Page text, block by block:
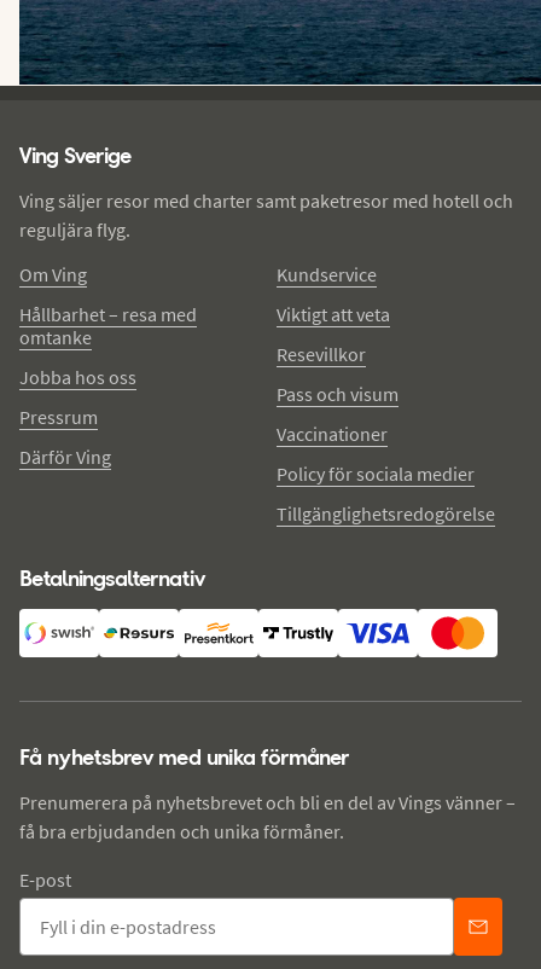
Ving Sverige
Ving säljer resor med charter samt paketresor med hotell och
reguljära flyg.
Om Ving
Hållbarhet – resa med
omtanke
Jobba hos oss
Pressrum
Därför Ving
Kundservice
Viktigt att veta
Resevillkor
Pass och visum
Vaccinationer
Policy för sociala medier
Tillgänglighetsredogörelse
Betalningsalternativ
Få nyhetsbrev med unika förmåner
Prenumerera på nyhetsbrevet och bli en del av Vings vänner –
få bra erbjudanden och unika förmåner.
E-post